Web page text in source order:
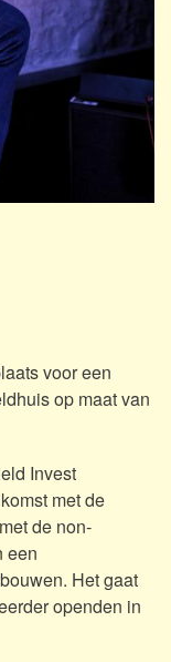
voor een
op maat van
Invest
met de
de non-
een
Het gaat
openden in